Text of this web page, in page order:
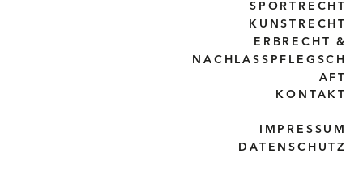
SPORTRECHT
KUNSTRECHT
ERBRECHT &
NACHLASSPFLEGSCH
AFT
KONTAKT
IMPRESSUM
DATENSCHUTZ